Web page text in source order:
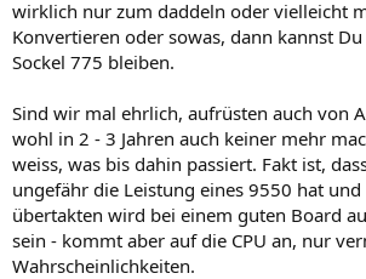
wirklich nur zum daddeln oder vielleicht
Konvertieren oder sowas, dann kannst
Sockel 775 bleiben.
Sind wir mal ehrlich, aufrüsten auch von
wohl in 2 - 3 Jahren auch keiner mehr
weiss, was bis dahin passiert. Fakt ist,
ungefähr die Leistung eines 9550 hat
übertakten wird bei einem guten Board
sein - kommt aber auf die CPU an, nur
Wahrscheinlichkeiten.